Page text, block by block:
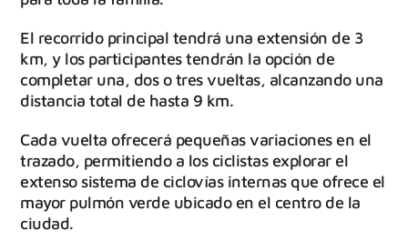
El recorrido principal tendrá una extensión de 3
km, y los participantes tendrán la opción de
completar una, dos o tres vueltas, alcanzando una
distancia total de hasta 9 km.
Cada vuelta ofrecerá pequeñas variaciones en el
trazado, permitiendo a los ciclistas explorar el
extenso sistema de ciclovías internas que ofrece el
mayor pulmón verde ubicado en el centro de la
ciudad.